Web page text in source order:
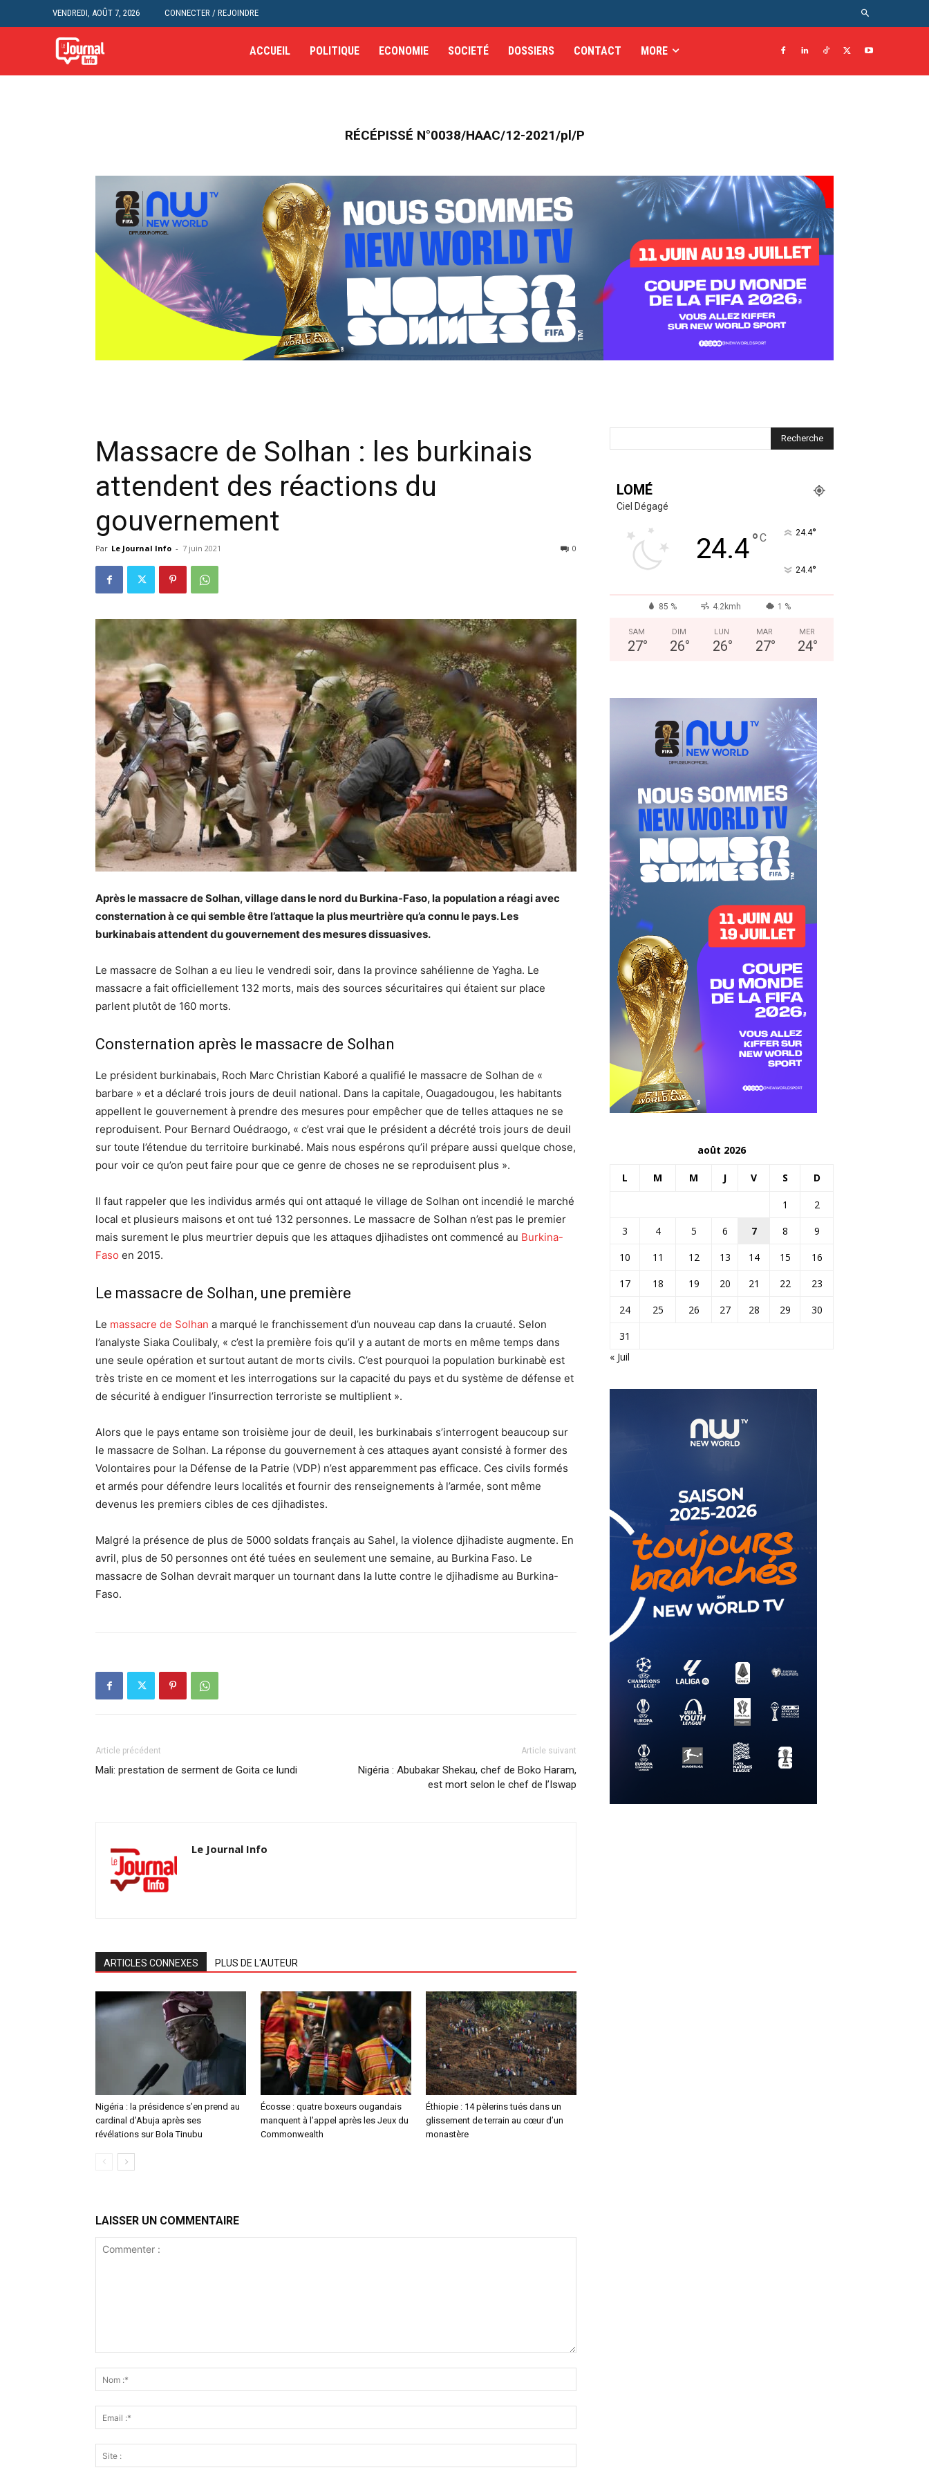
VENDREDI, AOÛT 7, 2026 CONNECTER / REJOINDRE
ACCUEIL POLITIQUE ECONOMIE SOCIETÉ DOSSIERS CONTACT MORE
RÉCÉPISSÉ N°0038/HAAC/12-2021/pl/P
Massacre de Solhan : les burkinais
attendent des réactions du
gouvernement
Par Le Journal Info - 7 juin 2021 0
Après le massacre de Solhan, village dans le nord du Burkina-Faso, la population a réagi avec
consternation à ce qui semble être l’attaque la plus meurtrière qu’a connu le pays. Les
burkinabais attendent du gouvernement des mesures dissuasives.
Le massacre de Solhan a eu lieu le vendredi soir, dans la province sahélienne de Yagha. Le
massacre a fait officiellement 132 morts, mais des sources sécuritaires qui étaient sur place
parlent plutôt de 160 morts.
Consternation après le massacre de Solhan
Le président burkinabais, Roch Marc Christian Kaboré a qualifié le massacre de Solhan de «
barbare » et a déclaré trois jours de deuil national. Dans la capitale, Ouagadougou, les habitants
appellent le gouvernement à prendre des mesures pour empêcher que de telles attaques ne se
reproduisent. Pour Bernard Ouédraogo, « c’est vrai que le président a décrété trois jours de deuil
sur toute l’étendue du territoire burkinabé. Mais nous espérons qu’il prépare aussi quelque chose,
pour voir ce qu’on peut faire pour que ce genre de choses ne se reproduisent plus ».
Il faut rappeler que les individus armés qui ont attaqué le village de Solhan ont incendié le marché
local et plusieurs maisons et ont tué 132 personnes. Le massacre de Solhan n’est pas le premier
mais surement le plus meurtrier depuis que les attaques djihadistes ont commencé au Burkina-
Faso en 2015.
Le massacre de Solhan, une première
Le massacre de Solhan a marqué le franchissement d’un nouveau cap dans la cruauté. Selon
l’analyste Siaka Coulibaly, « c’est la première fois qu’il y a autant de morts en même temps dans
une seule opération et surtout autant de morts civils. C’est pourquoi la population burkinabè est
très triste en ce moment et les interrogations sur la capacité du pays et du système de défense et
de sécurité à endiguer l’insurrection terroriste se multiplient ».
Alors que le pays entame son troisième jour de deuil, les burkinabais s’interrogent beaucoup sur
le massacre de Solhan. La réponse du gouvernement à ces attaques ayant consisté à former des
Volontaires pour la Défense de la Patrie (VDP) n’est apparemment pas efficace. Ces civils formés
et armés pour défendre leurs localités et fournir des renseignements à l’armée, sont même
devenus les premiers cibles de ces djihadistes.
Malgré la présence de plus de 5000 soldats français au Sahel, la violence djihadiste augmente. En
avril, plus de 50 personnes ont été tuées en seulement une semaine, au Burkina Faso. Le
massacre de Solhan devrait marquer un tournant dans la lutte contre le djihadisme au Burkina-
Faso.
Article précédent
Mali: prestation de serment de Goita ce lundi
Article suivant
Nigéria : Abubakar Shekau, chef de Boko Haram,
est mort selon le chef de l’Iswap
Le Journal Info
ARTICLES CONNEXES PLUS DE L'AUTEUR
Nigéria : la présidence s’en prend au
cardinal d’Abuja après ses
révélations sur Bola Tinubu
Écosse : quatre boxeurs ougandais
manquent à l’appel après les Jeux du
Commonwealth
Éthiopie : 14 pèlerins tués dans un
glissement de terrain au cœur d’un
monastère
LAISSER UN COMMENTAIRE
LOMÉ
Ciel Dégagé
24.4°C 24.4°
24.4°
85 % 4.2kmh 1 %
SAM
27°
DIM
26°
LUN
26°
MAR
27°
MER
24°
août 2026
L M M J V S D
1
2
3
4 5 6 7 8
9
10
11 12 13 14 15
16
17
18 19 20 21 22
23
24
25 26 27 28 29
30
31
« Juil